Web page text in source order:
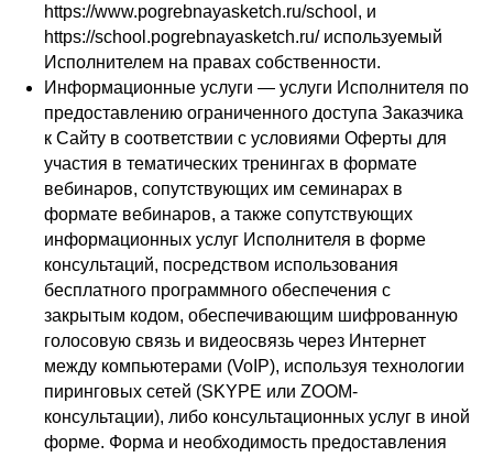
https://www.pogrebnayasketch.ru/school, и
https://school.pogrebnayasketch.ru/ используемый
Исполнителем на правах собственности.
Информационные услуги — услуги Исполнителя по
предоставлению ограниченного доступа Заказчика
к Сайту в соответствии с условиями Оферты для
участия в тематических тренингах в формате
вебинаров, сопутствующих им семинарах в
формате вебинаров, а также сопутствующих
информационных услуг Исполнителя в форме
консультаций, посредством использования
бесплатного программного обеспечения с
закрытым кодом, обеспечивающим шифрованную
голосовую связь и видеосвязь через Интернет
между компьютерами (VoIP), используя технологии
пиринговых сетей (SKYPE или ZOOM-
консультации), либо консультационных услуг в иной
форме. Форма и необходимость предоставления